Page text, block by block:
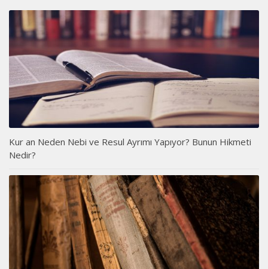
Kur an Neden Nebi ve Resul Ayrımı Yapıyor? Bunun Hikmeti
Nedir?